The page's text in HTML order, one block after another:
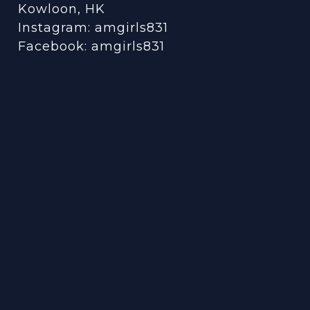
Kowloon, HK
Instagram: amgirls831
Facebook: amgirls831